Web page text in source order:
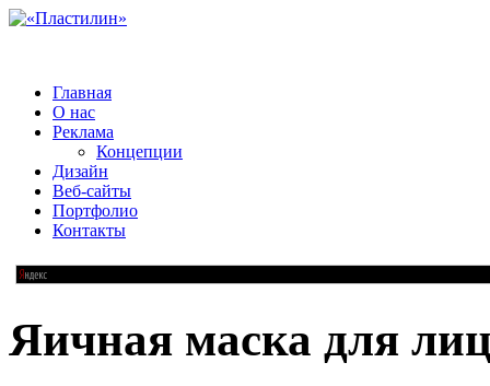
Главная
О нас
Реклама
Концепции
Дизайн
Веб-сайты
Портфолио
Контакты
Яичная маска для